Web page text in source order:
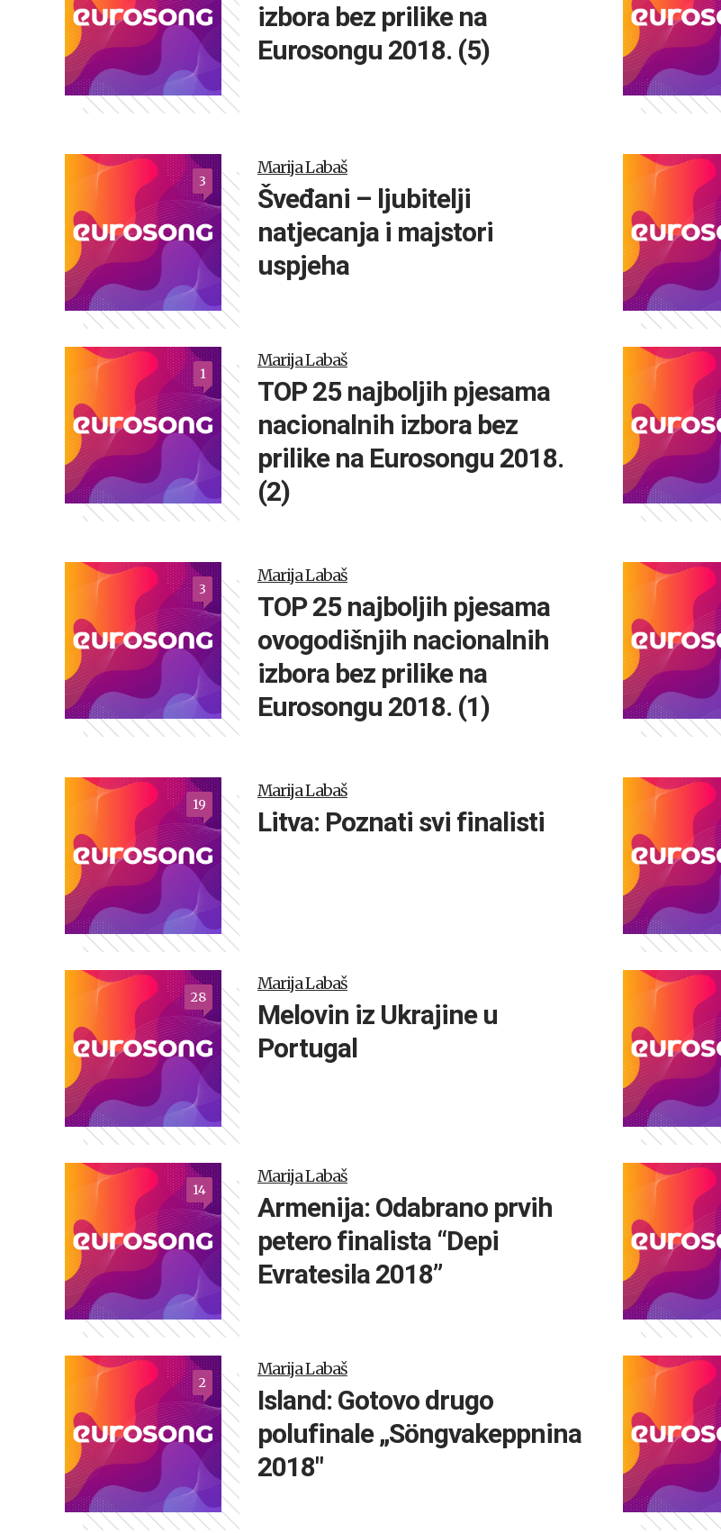
izbora bez prilike na
Eurosongu 2018. (5)
3
Marija Labaš
Šveđani – ljubitelji
natjecanja i majstori
uspjeha
1
Marija Labaš
TOP 25 najboljih pjesama
nacionalnih izbora bez
prilike na Eurosongu 2018.
(2)
3
Marija Labaš
TOP 25 najboljih pjesama
ovogodišnjih nacionalnih
izbora bez prilike na
Eurosongu 2018. (1)
19
Marija Labaš
Litva: Poznati svi finalisti
28
Marija Labaš
Melovin iz Ukrajine u
Portugal
14
Marija Labaš
Armenija: Odabrano prvih
petero finalista “Depi
Evratesila 2018”
2
Marija Labaš
Island: Gotovo drugo
polufinale „Söngvakeppnina
2018″